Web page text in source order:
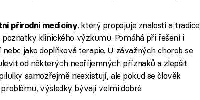
přírodní medicíny, který propojuje znalosti a tradice
klinického výzkumu. Pomáhá při řešení i
jako doplňková terapie. U závažných chorob se
od některých nepříjemných příznaků a zlepšit
samozřejmě neexistují, ale pokud se člověk
výsledky bývají velmi dobré.